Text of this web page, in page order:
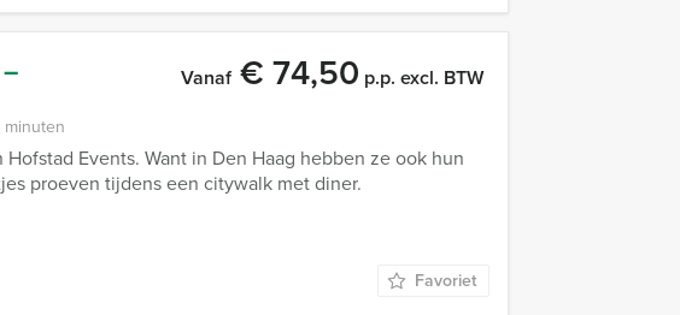
Vanaf€ 74,50 p.p. excl. BTW
Events. Want in Den Haag hebben ze ook hun
proeven tijdens een citywalk met diner.
Favoriet